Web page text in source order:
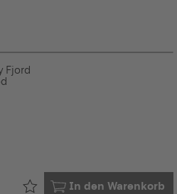
Fjord
In den Warenkorb
Bereits in Ihrem